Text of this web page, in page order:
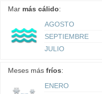
Mar más cálido:
AGOSTO
SEPTIEMBRE
JULIO
Meses más fríos:
ENERO